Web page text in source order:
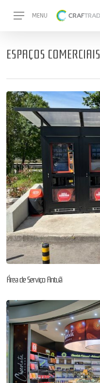
content
MENU
ESPAÇOS COMERCIAIS
Área de Serviço Antuã